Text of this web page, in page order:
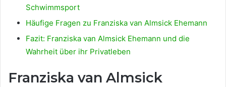
Schwimmsport
Häufige Fragen zu Franziska van Almsick Ehemann
Fazit: Franziska van Almsick Ehemann und die
Wahrheit über ihr Privatleben
Franziska van Almsick